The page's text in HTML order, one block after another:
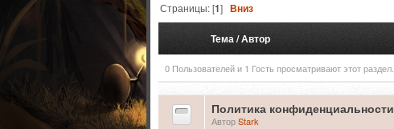
Страницы: [1]Вниз
Тема/Автор
0 Пользователей и 1 Гость просматривают этот раздел.
Политика конфиденциальности
АвторStark